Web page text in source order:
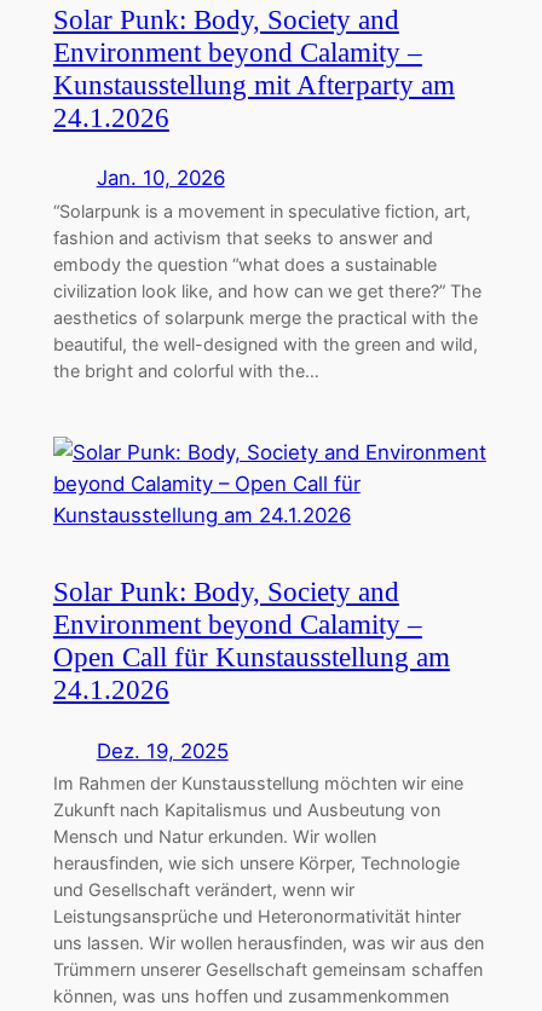
Solar Punk: Body, Society and
Environment beyond Calamity –
Kunstausstellung mit Afterparty am
24.1.2026
Jan. 10, 2026
“Solarpunk is a movement in speculative fiction, art,
fashion and activism that seeks to answer and
embody the question “what does a sustainable
civilization look like, and how can we get there?” The
aesthetics of solarpunk merge the practical with the
beautiful, the well-designed with the green and wild,
the bright and colorful with the…
Solar Punk: Body, Society and
Environment beyond Calamity –
Open Call für Kunstausstellung am
24.1.2026
Dez. 19, 2025
Im Rahmen der Kunstausstellung möchten wir eine
Zukunft nach Kapitalismus und Ausbeutung von
Mensch und Natur erkunden. Wir wollen
herausfinden, wie sich unsere Körper, Technologie
und Gesellschaft verändert, wenn wir
Leistungsansprüche und Heteronormativität hinter
uns lassen. Wir wollen herausfinden, was wir aus den
Trümmern unserer Gesellschaft gemeinsam schaffen
können, was uns hoffen und zusammenkommen